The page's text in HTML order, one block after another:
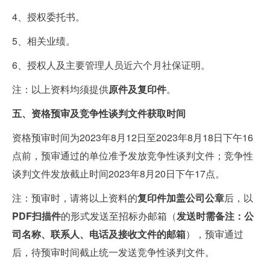
4、授权委托书。
5、相关业绩。
6、授权人及主要管理人员近六个月社保证明。
注：以上资料均须提供原件及复印件。
五、资格预审及竞争性谈判文件获取时间
资格预审时间为2023年8月12日至2023年8月18日下午16
点前，预审通过的单位准予发放竞争性谈判文件；竞争性
谈判文件发放截止时间2023年8月20日下午17点。
注：预审时，请将以上资料的复印件加盖公司公章后，以
PDF扫描件的形式发送至招标办邮箱（发送时需备注：公
司名称、联系人、电话及接收文件的邮箱），预审通过
后，待预审时间截止统一发送竞争性谈判文件。